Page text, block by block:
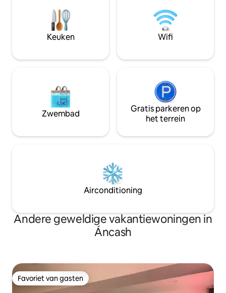
landschap van de Cordillera Blanca en
ontspan bij zonsondergang met een
prachtig uitzicht. Gelegen in een handig
en toegankelijk gebied.
Keuken Wifi
Zwembad
Gratis parkeren op
het terrein
Airconditioning
Andere geweldige vakantiewoningen in
Áncash
Favoriet van gasten
Favoriet van gasten